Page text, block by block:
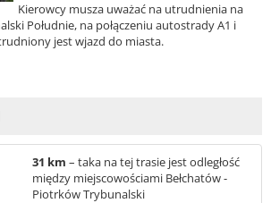
Kierowcy musza uważać na utrudnienia na
Południe, na połączeniu autostrady A1 i
jest wjazd do miasta.
31 km – taka na tej trasie jest odległość
między miejscowościami Bełchatów -
Piotrków Trybunalski